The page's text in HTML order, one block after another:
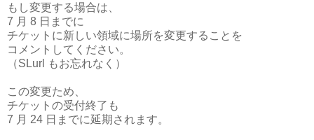
もし変更する場合は、
7 月 8 日までに
チケットに新しい領域に場所を変更することを
コメントしてください。
（SLurl もお忘れなく）
この変更ため、
チケットの受付終了も
7 月 24 日までに延期されます。